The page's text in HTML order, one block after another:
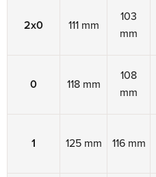
2x0 111 mm
103
mm
0 118 mm
108
mm
1 125 mm 116 mm